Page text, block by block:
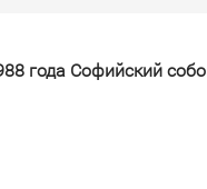
года Софийский